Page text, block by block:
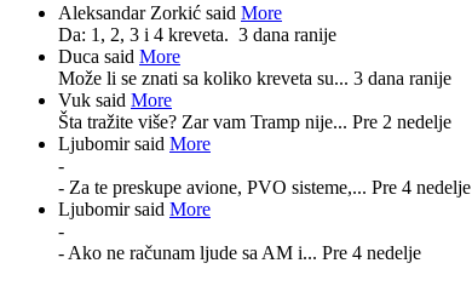
Aleksandar Zorkić said More
Da: 1, 2, 3 i 4 kreveta. 3 dana ranije
Duca said More
Može li se znati sa koliko kreveta su... 3 dana ranije
Vuk said More
Šta tražite više? Zar vam Tramp nije... Pre 2 nedelje
Ljubomir said More
-
- Za te preskupe avione, PVO sisteme,... Pre 4 nedelje
Ljubomir said More
-
- Ako ne računam ljude sa AM i... Pre 4 nedelje